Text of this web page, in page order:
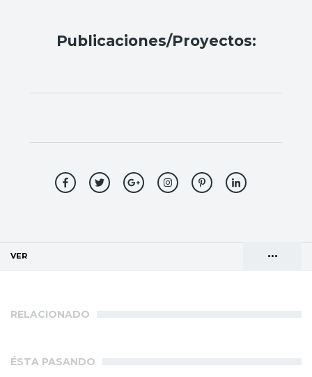
Publicaciones/Proyectos:
•••
VER
RELACIONADO
ÉSTA PASANDO